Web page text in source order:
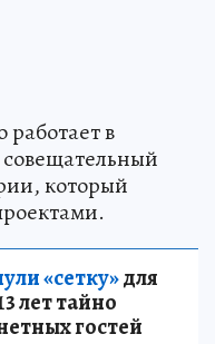
в
совещательный
который
«сетку»для
лет тайно
гостей